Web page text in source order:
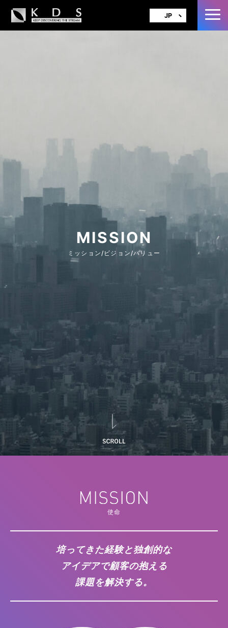
JP
EN
MISSION
ミッション/ビジョン/バリュー
使命
培ってきた経験と独創的な
アイデアで顧客の抱える
課題を解決する。